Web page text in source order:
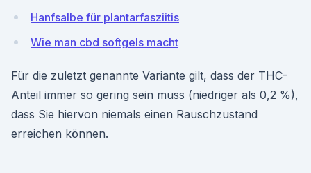
Hanfsalbe für plantarfasziitis
Wie man cbd softgels macht
Für die zuletzt genannte Variante gilt, dass der THC-
Anteil immer so gering sein muss (niedriger als 0,2 %),
dass Sie hiervon niemals einen Rauschzustand
erreichen können.